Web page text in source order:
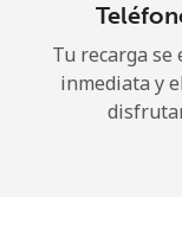
Tu recarga se
inmediata y